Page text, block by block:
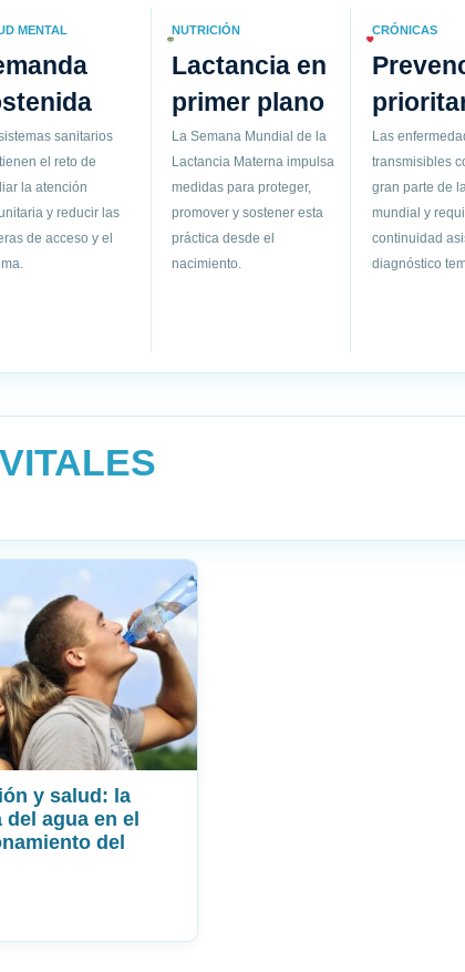
MENTAL
sanitarios
el reto de
la atención
y reducir las
de acceso y el
NUTRICIÓN
Lactancia en
primer plano
La Semana Mundial de la
Lactancia Materna impulsa
medidas para proteger,
promover y sostener esta
práctica desde el
nacimiento.
CRÓNICAS
Las
transmisibles
gran parte de
mundial y
continuidad
diagnóstico
y salud: la
agua en el
del